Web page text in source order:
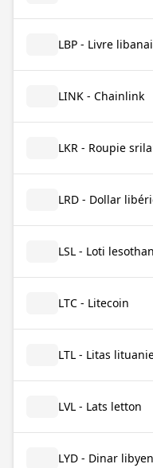
LBP - Livre
LINK - Chainlink
LKR - Roupie
LRD - Dollar
LSL - Loti lesothan
LTC - Litecoin
LTL - Litas
LVL - Lats letton
LYD - Dinar libyen